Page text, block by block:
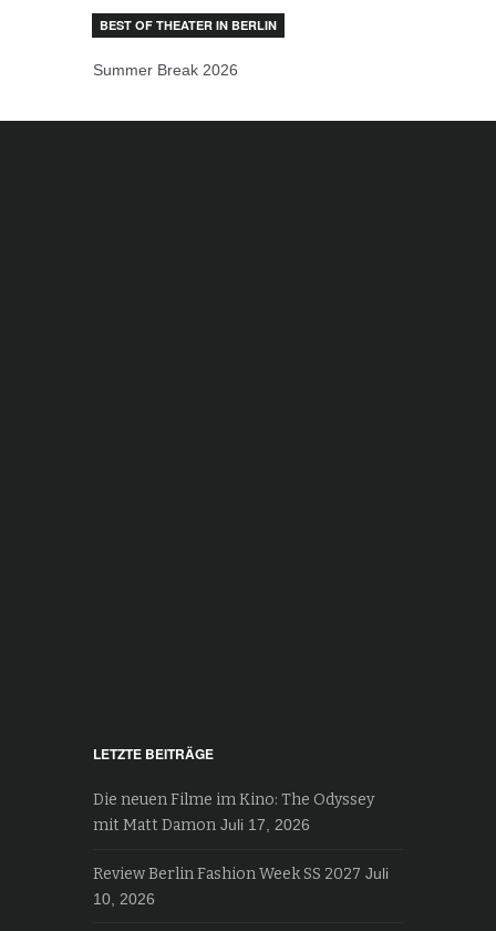
BEST OF THEATER IN BERLIN
Summer Break 2026
LETZTE BEITRÄGE
Die neuen Filme im Kino: The Odyssey
mit Matt Damon Juli 17, 2026
Review Berlin Fashion Week SS 2027 Juli
10, 2026